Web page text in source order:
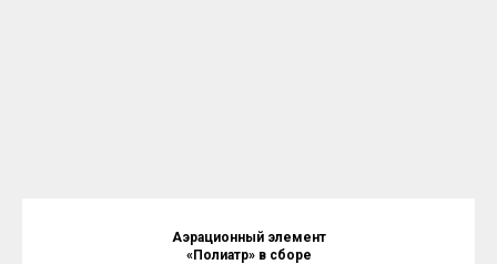
Аэрационный элемент
«Полиатр» в сборе